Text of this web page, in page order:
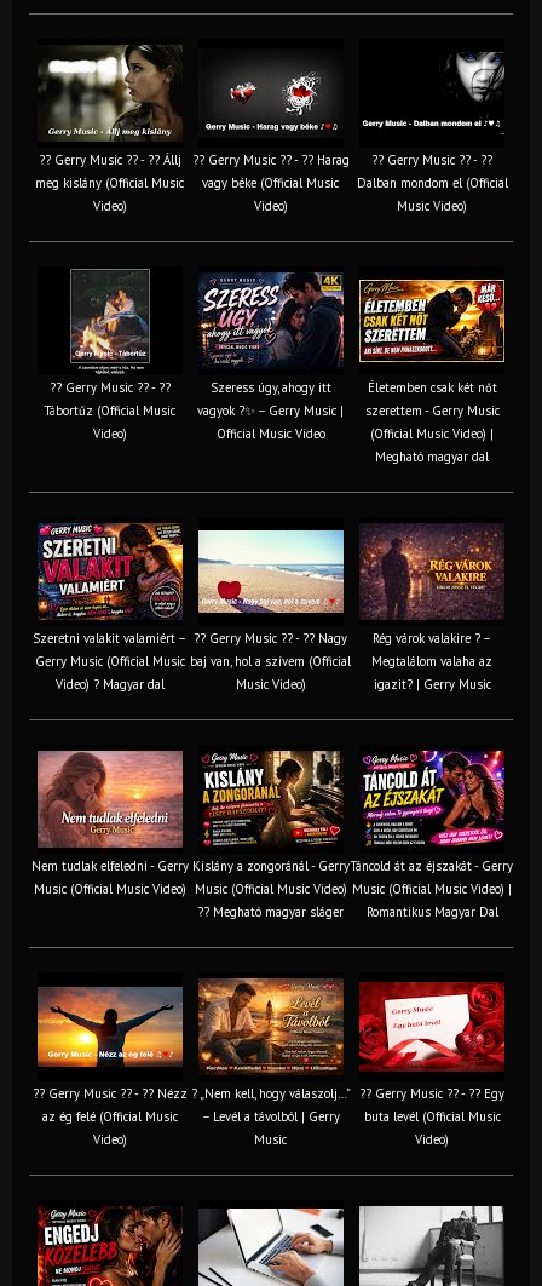
?? Gerry Music ?? - ?? Állj
meg kislány (Official Music
Video)
?? Gerry Music ?? - ?? Harag
vagy béke (Official Music
Video)
?? Gerry Music ?? - ??
Dalban mondom el (Official
Music Video)
?? Gerry Music ?? - ??
Tábortűz (Official Music
Video)
Szeress úgy, ahogy itt
vagyok ?✨ – Gerry Music |
Official Music Video
Életemben csak két nőt
szerettem - Gerry Music
(Official Music Video) |
Megható magyar dal
Szeretni valakit valamiért –
Gerry Music (Official Music
Video) ? Magyar dal
?? Gerry Music ?? - ?? Nagy
baj van, hol a szívem (Official
Music Video)
Rég várok valakire ? –
Megtalálom valaha az
igazit? | Gerry Music
Nem tudlak elfeledni - Gerry
Music (Official Music Video)
Kislány a zongoránál - Gerry
Music (Official Music Video)
?? Megható magyar sláger
Táncold át az éjszakát - Gerry
Music (Official Music Video) |
Romantikus Magyar Dal
?? Gerry Music ?? - ?? Nézz
az ég felé (Official Music
Video)
? „Nem kell, hogy válaszolj…”
– Levél a távolból | Gerry
Music
?? Gerry Music ?? - ?? Egy
buta levél (Official Music
Video)